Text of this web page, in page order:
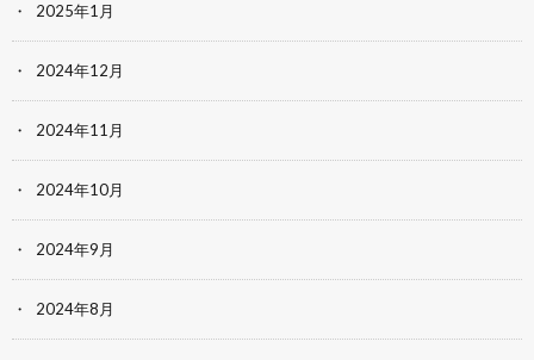
2025年1月
2024年12月
2024年11月
2024年10月
2024年9月
2024年8月